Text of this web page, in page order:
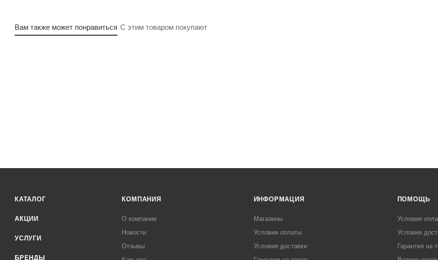
Вам также может понравиться С этим товаром покупают
КАТАЛОГ
АКЦИИ
УСЛУГИ
БРЕНДЫ
КОМПАНИЯ
О компании
Новости
Отзывы
ИНФОРМАЦИЯ
Магазины
Условия оплаты
Условия доставки
ПОМОЩЬ
Условия
Условия
Гарантия на